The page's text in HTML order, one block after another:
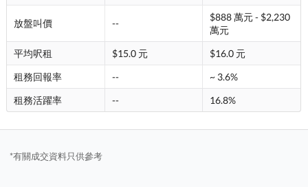
放盤叫價 --
$888 萬元 - $2,230
萬元
平均呎租
$15.0 元
$16.0 元
租務回報率
--
~ 3.6%
租務活躍率
-- 16.8%
*有關成交資料只供參考